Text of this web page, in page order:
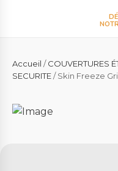
Accueil /COUVERTURES
SECURITE/ Skin Freeze